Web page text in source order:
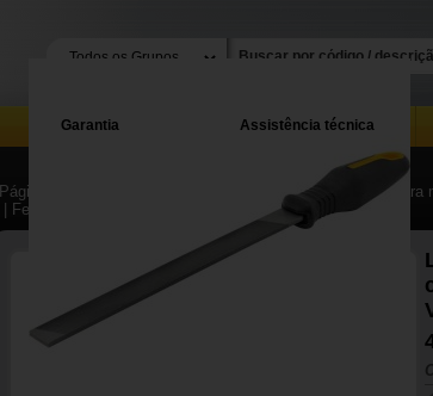
Garantia Assistência técnica
Página Inicial
| Ferramentas manuais, equipamentos
| Ferramentas manuais para uso geral